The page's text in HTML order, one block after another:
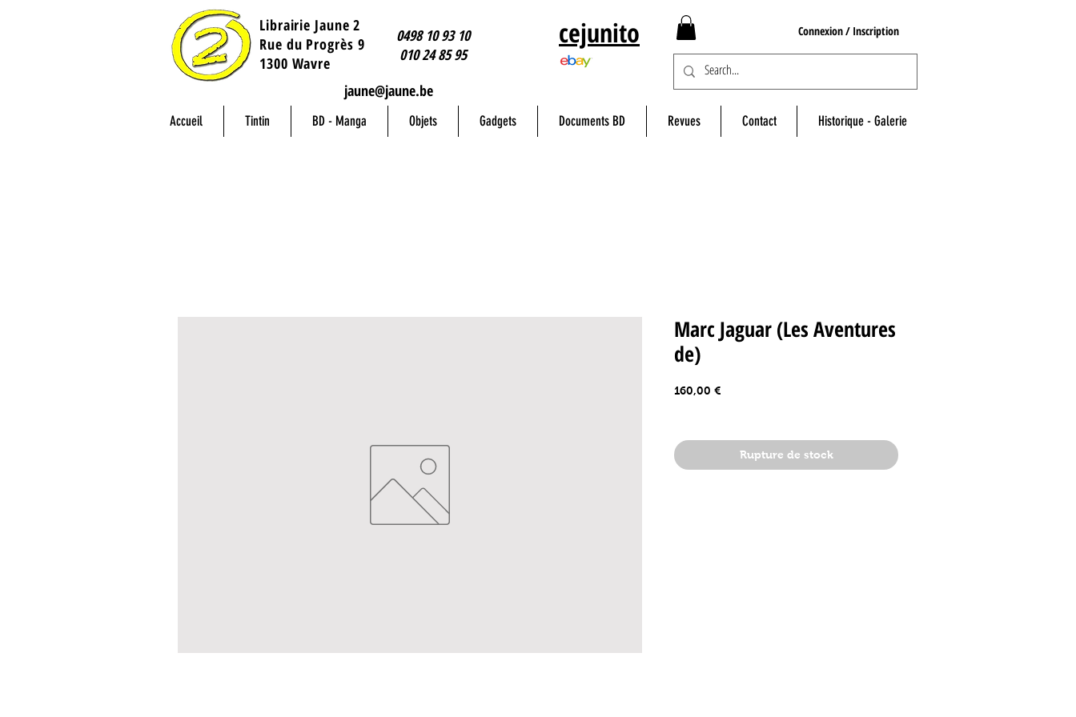
Librairie Jaune 2
​Rue du Progrès 9
1300 Wavre
0498 10 93 10
010 24 85 95
jaune@jaune.be
cejunito Connexion / Inscription
Accueil Tintin BD - Manga Objets Gadgets Documents BD Revues Contact Historique - Galerie
Marc Jaguar (Les Aventures
de)
160,00 €
Rupture de stock